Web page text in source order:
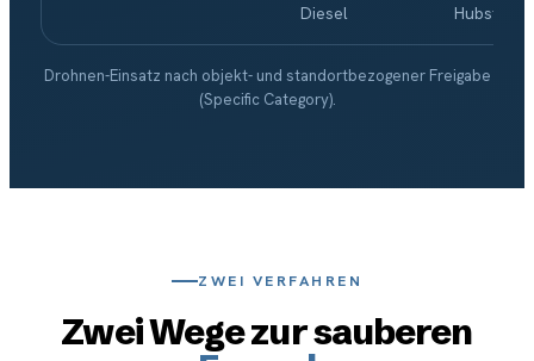
Diesel
Drohnen-Einsatz nach objekt- und standortbezogener Freigabe
(Specific Category).
ZWEI VERFAHREN
Zwei Wege zur sauberen